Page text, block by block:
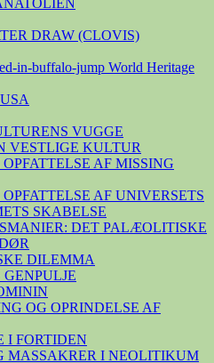
DRAW (CLOVIS)
in-buffalo-jump World Heritage
VUGGE
VESTLIGE KULTUR
AF MISSING
AF UNIVERSETS
SKABELSE
DET PALÆOLITISKE
DILEMMA
OG OPRINDELSE AF
I FORTIDEN
MASSAKRER I NEOLITIKUM